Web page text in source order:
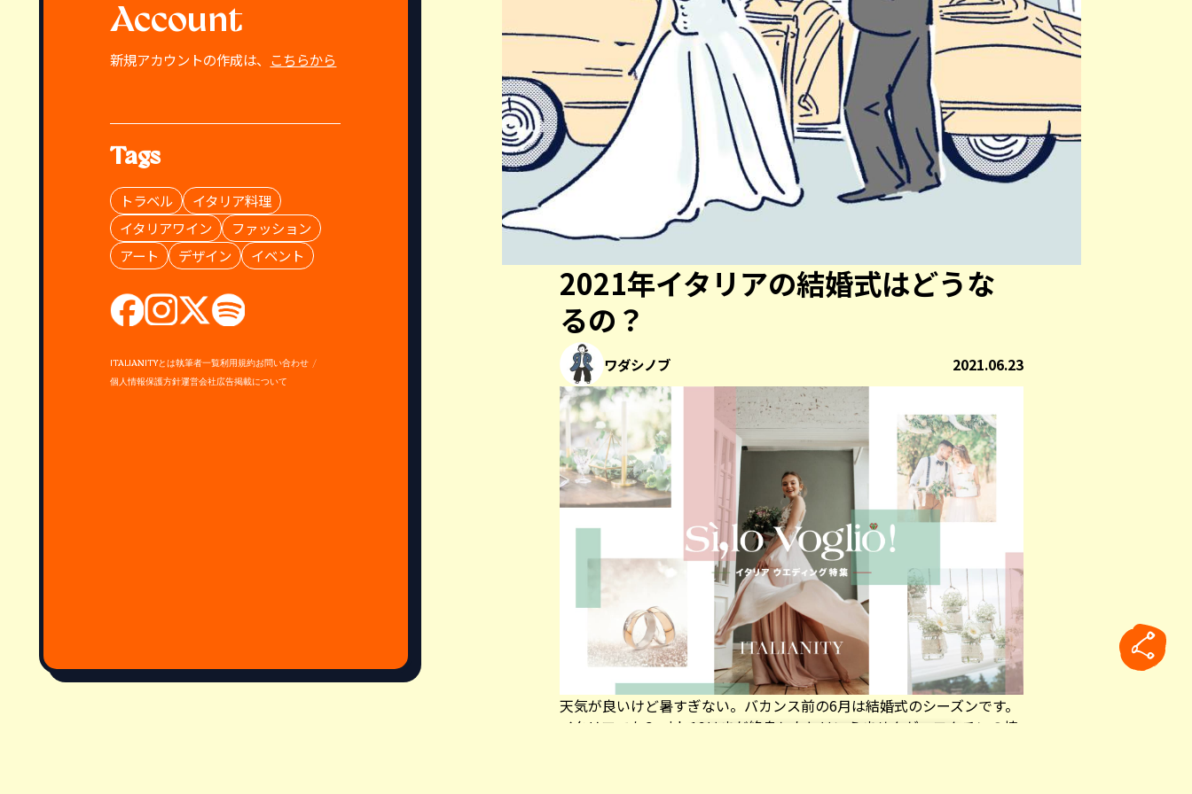
Account
新規アカウントの作成は、 こちらから
Tags
トラベル
イタリア料理
イタリアワイン
ファッション
アート
デザイン イベント
ITALIANITYとは執筆者一覧利用規約お問い合わせ
個人情報保護方針運営会社広告掲載について
2021年イタリアの結婚式はどうな
るの？
ワダシノブ 2021.06.23
天気が良いけど暑すぎない。バカンス前の6月は結婚式のシーズンです。
イタリアでもCovid−19はまだ終息したとはいえませんが、ワクチンの接